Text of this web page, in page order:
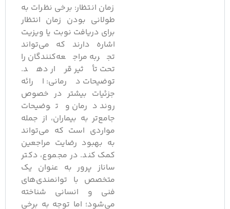
زمان انتظار: برخی نظرات به
طولانی بودن زمان انتظار
برای دریافت نوبت یا ویزیت
اشاره دارند که می‌تواند
تجربه مراجعه‌کنندگان را
تحت تأثیر قرار دهد.
توضیحات درمانی: ارائه
جزئیات بیشتر در خصوص
روند درمان و توضیحات
جامع‌تر به بیماران، از جمله
مواردی است که می‌تواند
به بهبود رضایت مراجعین
کمک کند. در مجموع، دکتر
ساناز پرور به عنوان یک
متخصص با توانمندی‌های
فنی و انسانی شناخته
می‌شود؛ اما توجه به برخی